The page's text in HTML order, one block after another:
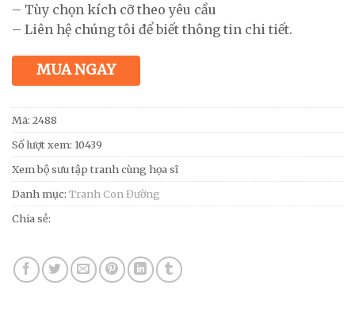
– Tùy chọn kích cỡ theo yêu cầu
– Liên hệ chúng tôi để biết thông tin chi tiết.
MUA NGAY
Mã: 2488
Số lượt xem: 10439
Xem bộ sưu tập tranh cùng họa sĩ
Danh mục: Tranh Con Đường
Chia sẻ: